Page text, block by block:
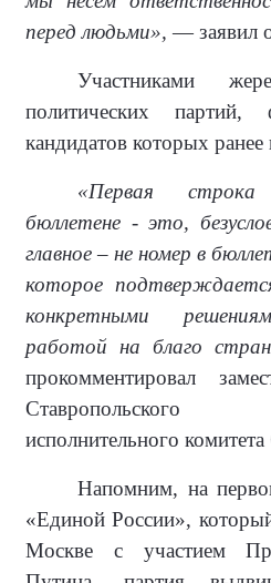
перед людьми», — заявил
Участниками
политических партий,
кандидатов которых
«Первая
бюллетене - это,
главное – не номер в
которое
конкретными
работой на благо
прокомментировал
Ставропольского
исполнительного комитета
Напомним, на
«Единой России»,
Москве с участием